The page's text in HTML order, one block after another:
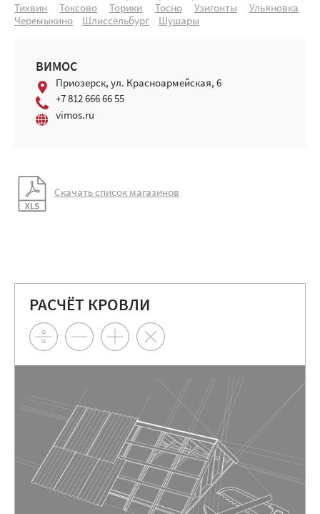
Тихвин
Токсово Торики Тосно Узигонты
Ульяновка
Черемыкино
Шлиссельбург Шушары
ВИМОС
Приозерск, ул. Красноармейская, 6
+7 812 666 66 55
vimos.ru
Скачать список магазинов
РАСЧЁТ КРОВЛИ